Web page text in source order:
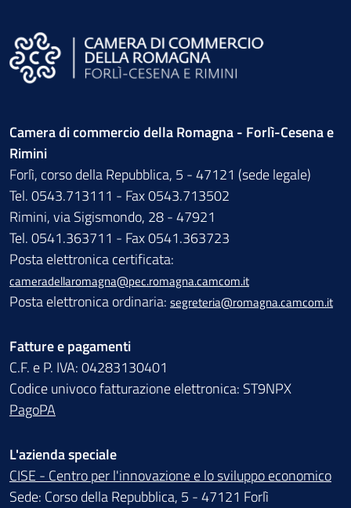
Camera di commercio della Romagna - Forlì-Cesena e
Rimini
Forlì, corso della Repubblica, 5 - 47121 (sede legale)
Tel. 0543.713111 - Fax 0543.713502
Rimini, via Sigismondo, 28 - 47921
Tel. 0541.363711 - Fax 0541.363723
Posta elettronica certificata:
cameradellaromagna@pec.romagna.camcom.it
Posta elettronica ordinaria: segreteria@romagna.camcom.it
Fatture e pagamenti
C.F. e P. IVA: 04283130401
Codice univoco fatturazione elettronica: ST9NPX
PagoPA
L'azienda speciale
CISE - Centro per l'innovazione e lo sviluppo economico
Sede: Corso della Repubblica, 5 - 47121 Forlì